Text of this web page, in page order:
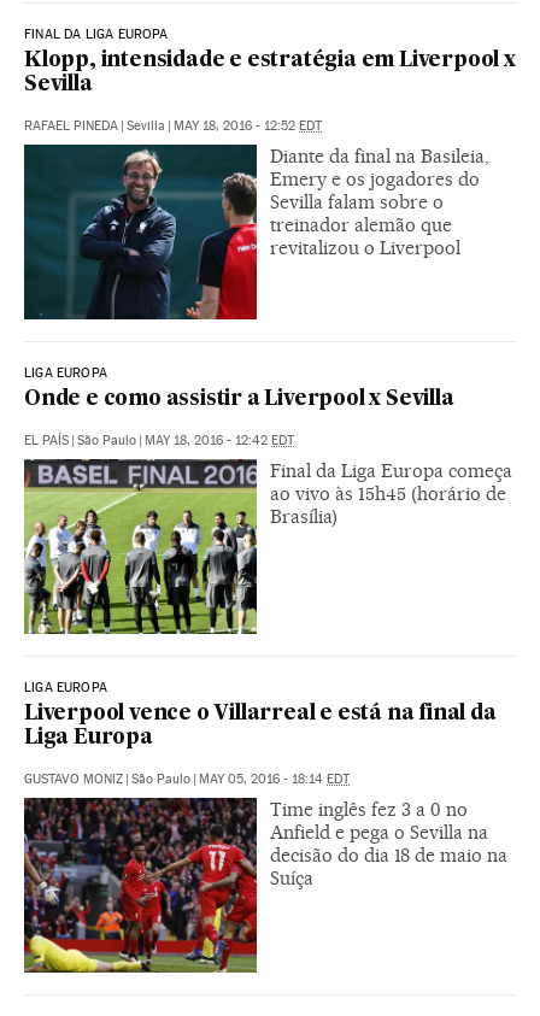
FINAL DA LIGA EUROPA
Klopp, intensidade e estratégia em Liverpool x
Sevilla
RAFAEL PINEDA | Sevilla | MAY 18, 2016 - 12:52 EDT
Diante da final na Basileia,
Emery e os jogadores do
Sevilla falam sobre o
treinador alemão que
revitalizou o Liverpool
LIGA EUROPA
Onde e como assistir a Liverpool x Sevilla
EL PAÍS | São Paulo | MAY 18, 2016 - 12:42 EDT
Final da Liga Europa começa
ao vivo às 15h45 (horário de
Brasília)
LIGA EUROPA
Liverpool vence o Villarreal e está na final da
Liga Europa
GUSTAVO MONIZ | São Paulo | MAY 05, 2016 - 18:14 EDT
Time inglês fez 3 a 0 no
Anfield e pega o Sevilla na
decisão do dia 18 de maio na
Suíça